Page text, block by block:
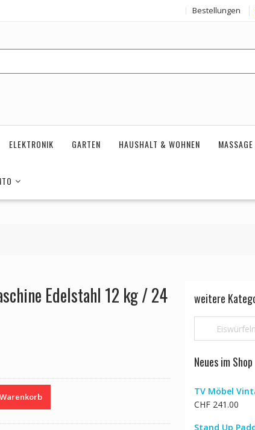
Bestellungen
ELEKTRONIK GARTEN HAUSHALT & WOHNEN
Edelstahl 12 kg / 24 weitere
Neues im Shop
TV Möbel
CHF 241.00
Stand Up